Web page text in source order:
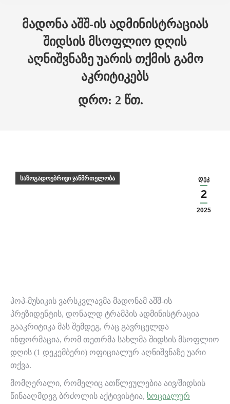
მადონა აშშ-ის ადმინისტრაციას
შიდსის მსოფლიო დღის
აღნიშვნაზე უარის თქმის გამო
აკრიტიკებს
დეკ
2
2025
საზოგადოებრივი ჯანმრთელობა
პოპ-მუსიკის ვარსკვლავმა მადონამ აშშ-ის
პრეზიდენტის, დონალდ ტრამპის ადმინისტრაცია
გააკრიტიკა მას შემდეგ, რაც გავრცელდა
ინფორმაცია, რომ თეთრმა სახლმა შიდსის მსოფლიო
დღის (1 დეკემბერი) ოფიციალურ აღნიშვნაზე უარი
თქვა.
მომღერალი, რომელიც ათწლეულებია აივ/შიდსის
წინააღმდეგ ბრძოლის აქტივისტია, სოციალურ